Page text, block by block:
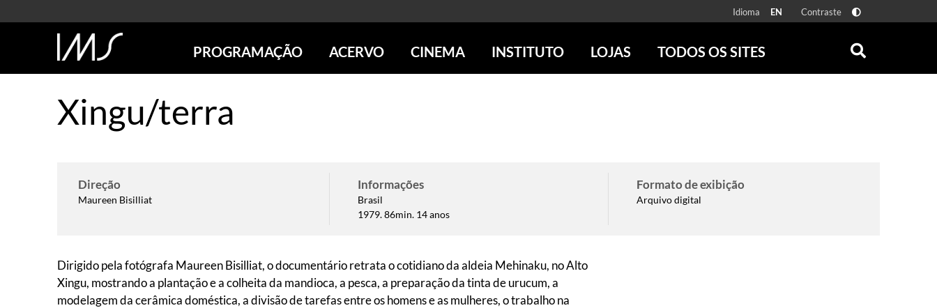
Idioma EN Contraste
PROGRAMAÇÃO
SÃO PAULO
RIO DE JANEIRO
TOURS VIRTUAIS
VISITAS MEDIADAS
ACERVO
MÚSICA
ARTE CONTEMPORÂNEA
BIBLIOTECA DE FOTOGRAFIA
CINEMA INSTITUTO
PUBLICAÇÕES E DVDs
LOJAS TODOS OS SITES
TESTEMUNHA OCULAR
CLARICE LISPECTOR
Xingu/terra
Direção
Maureen Bisilliat
Informações
Brasil
1979. 86min. 14 anos
Formato de exibição
Arquivo digital
Dirigido pela fotógrafa Maureen Bisilliat, o documentário retrata o cotidiano da aldeia Mehinaku, no Alto
Xingu, mostrando a plantação e a colheita da mandioca, a pesca, a preparação da tinta de urucum, a
modelagem da cerâmica doméstica, a divisão de tarefas entre os homens e as mulheres, o trabalho na